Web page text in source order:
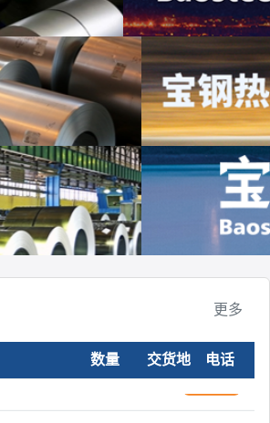
更多
数量 交货地
电话
纹
10000.0 唐山丰南 联系